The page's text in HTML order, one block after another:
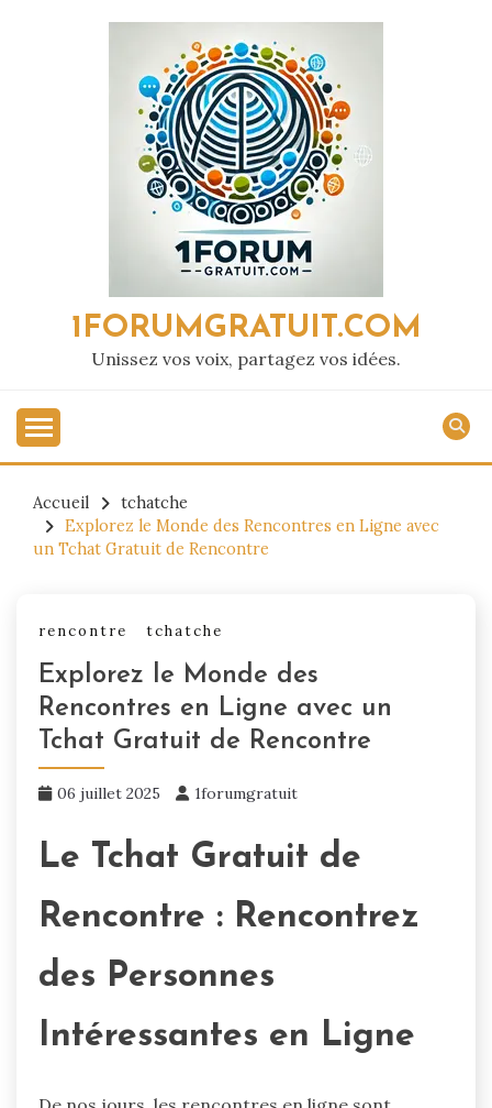
1FORUMGRATUIT.COM
Unissez vos voix, partagez vos idées.
Accueil
tchatche
Explorez le Monde des Rencontres en Ligne avec
un Tchat Gratuit de Rencontre
rencontre tchatche
Explorez le Monde des
Rencontres en Ligne avec un
Tchat Gratuit de Rencontre
06 juillet 2025 1forumgratuit
Le Tchat Gratuit de
Rencontre : Rencontrez
des Personnes
Intéressantes en Ligne